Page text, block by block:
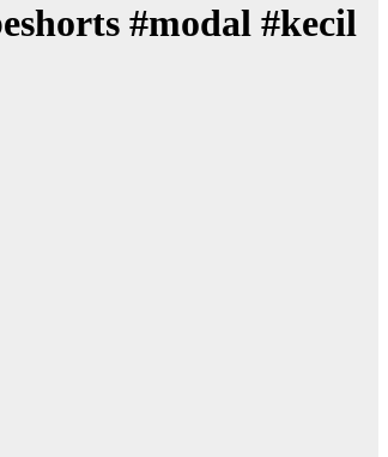
#modal #kecil